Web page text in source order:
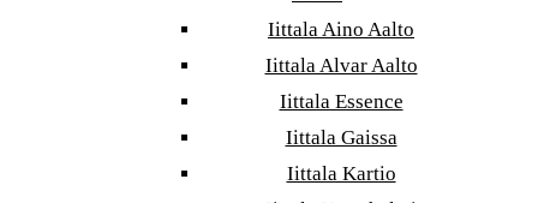
Iittala Aino Aalto
Iittala Alvar Aalto
Iittala Essence
Iittala Gaissa
Iittala Kartio